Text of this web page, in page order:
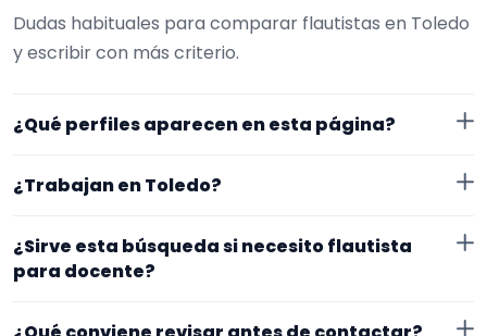
Dudas habituales para comparar flautistas en Toledo
y escribir con más criterio.
¿Qué perfiles aparecen en esta página?
EncuentraMúsico. La selección está filtrada por
experiencia o disponibilidad para docente. Además, la
página se centra en perfiles que trabajan en Toledo.
¿Trabajan en Toledo?
en Toledo. Aun así, conviene confirmar lugar exacto,
cerrar nada.
¿Sirve esta búsqueda si necesito flautista
para docente?